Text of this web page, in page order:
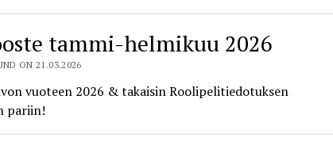
tammi-helmikuu 2026
ON 21.03.2026
vuoteen 2026 & takaisin Roolipelitiedotuksen
pariin!